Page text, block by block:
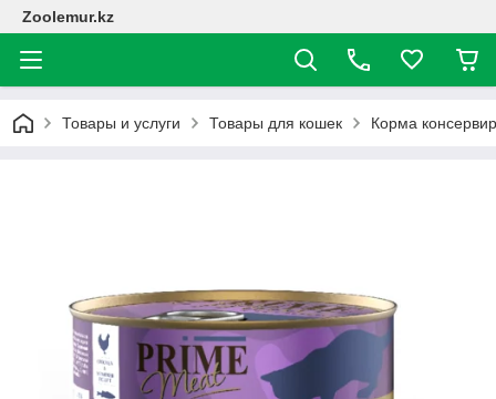
Zoolemur.kz
Товары и услуги Товары для кошек Корма